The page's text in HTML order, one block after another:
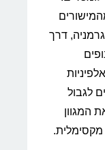
דרך
לגבול
המגוון
מקסימלית.